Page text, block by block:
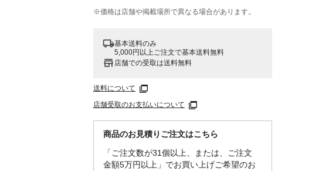
※価格は​店舗や​掲載場所で​異なる​場合が​あります。
基本送料のみ
5,000円以上ご注文で基本送料無料
店舗での受取は送料無料
送料について
店舗受取のお支払いについて
商品のお見積りご注文はこちら
「ご注文数が31個以上、または、ご注文
金額5万円以上」でお買い上げご希望のお